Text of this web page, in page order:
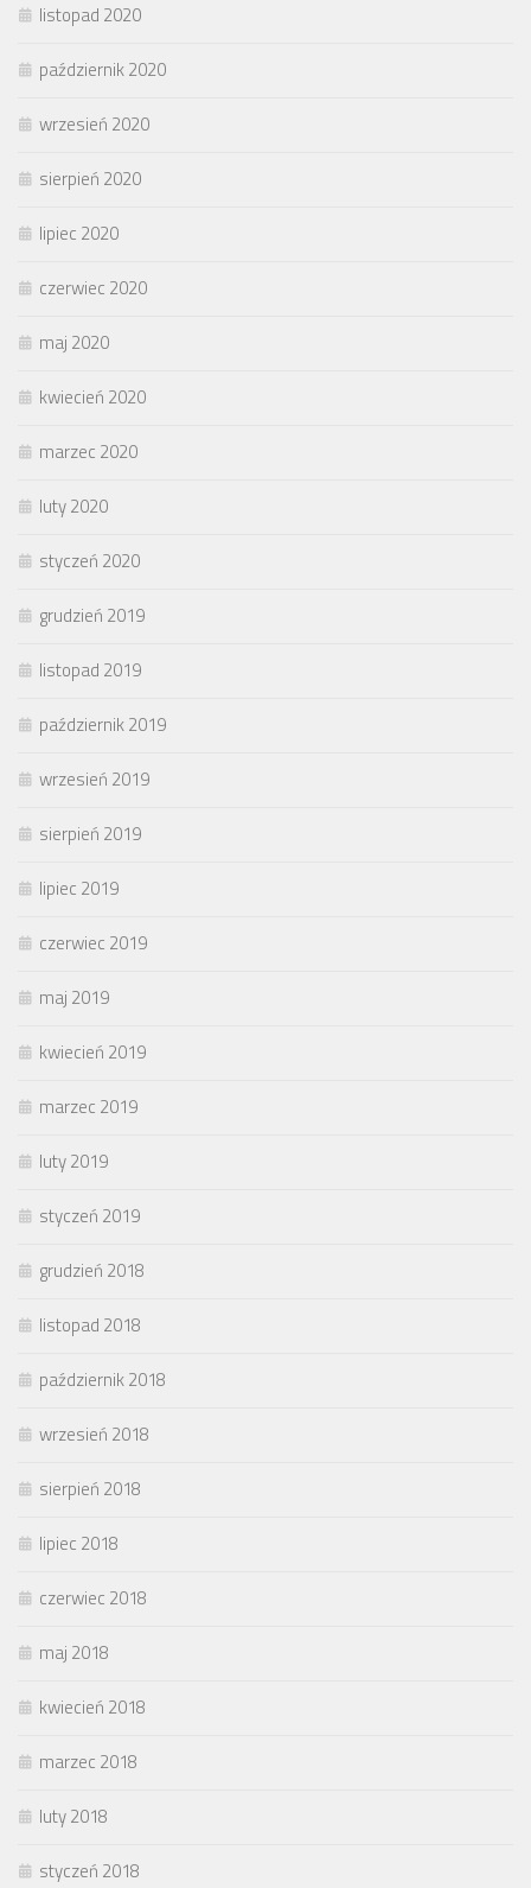
listopad 2020
październik 2020
wrzesień 2020
sierpień 2020
lipiec 2020
czerwiec 2020
maj 2020
kwiecień 2020
marzec 2020
luty 2020
styczeń 2020
grudzień 2019
listopad 2019
październik 2019
wrzesień 2019
sierpień 2019
lipiec 2019
czerwiec 2019
maj 2019
kwiecień 2019
marzec 2019
luty 2019
styczeń 2019
grudzień 2018
listopad 2018
październik 2018
wrzesień 2018
sierpień 2018
lipiec 2018
czerwiec 2018
maj 2018
kwiecień 2018
marzec 2018
luty 2018
styczeń 2018